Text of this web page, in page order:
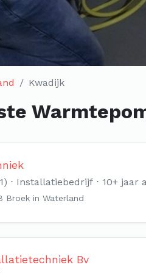
Kwadijk
Installatiebedrijf 10+ jaar
Broek in Waterland
Bv